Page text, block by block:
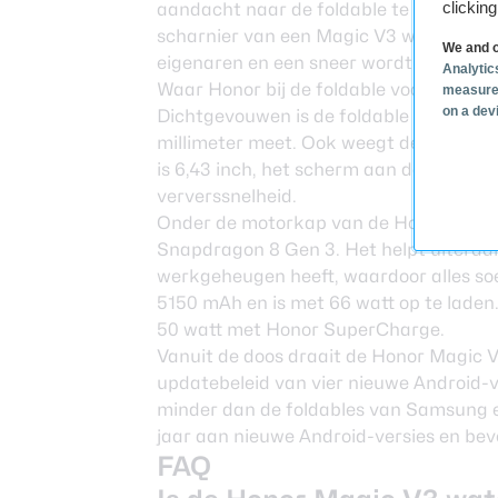
We and
on a
aandacht naar de foldable te trekken.
scharnier van een Magic V3 waarop
eigenaren en een sneer wordt
Waar Honor bij de foldable
Dichtgevouwen is de foldable 9,2
millimeter meet. Ook weegt de
is 6,43 inch, het scherm aan de
ververssnelheid.
Onder de motorkap van de Honor
Snapdragon 8 Gen 3. Het helpt
werkgeheugen heeft, waardoor alles
5150 mAh en is met 66 watt op te
50 watt met Honor SuperCharge.
Vanuit de doos draait de Honor Magic
updatebeleid van vier nieuwe
minder dan de foldables van Samsung
jaar aan nieuwe Android-versies en
FAQ